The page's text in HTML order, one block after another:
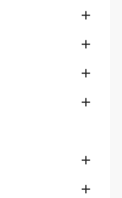





